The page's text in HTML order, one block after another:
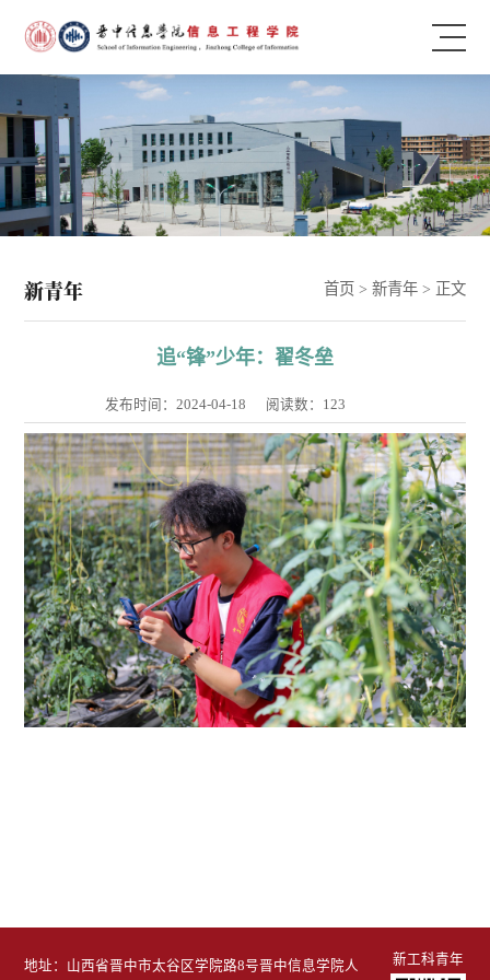
新青年 首页 > 新青年> 正文
追“锋”少年：翟冬垒
发布时间：2024-04-18 阅读数： 123
地址：山西省晋中市太谷区学院路8号晋中信息学院人 新工科青年